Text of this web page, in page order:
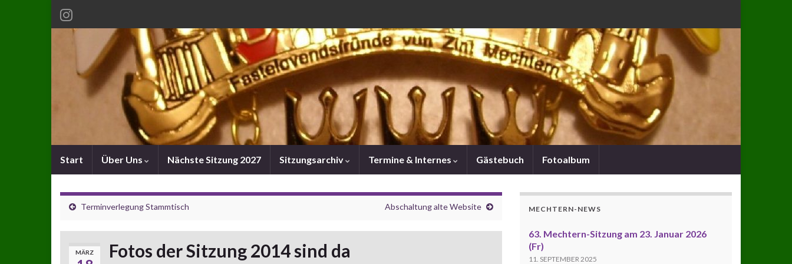
Start Über Uns Nächste Sitzung 2027 Sitzungsarchiv Termine & Internes Gästebuch Fotoalbum
Terminverlegung Stammtisch Abschaltung alte Website
MÄRZ Fotos der Sitzung 2014 sind da
MECHTERN-NEWS
63. Mechtern-Sitzung am 23. Januar 2026
(Fr)
11. SEPTEMBER 2025